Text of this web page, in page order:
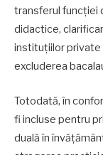
transferul funcției
didactice,
instituțiilor private
excluderea
Totodată, în
fi incluse pentru
duală în